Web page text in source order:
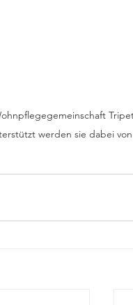
werden sie dabei